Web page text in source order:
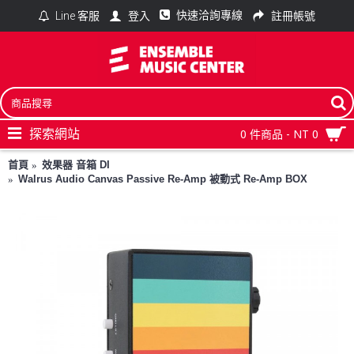
Line 客服 登入 快速洽詢專線 註冊帳號
0 件商品 - NT 0
探索網站
首頁
效果器 音箱 DI
Walrus Audio Canvas Passive Re-Amp 被動式 Re-Amp BOX